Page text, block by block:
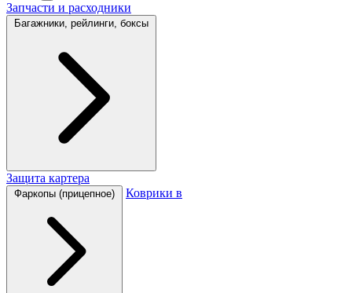
Запчасти и расходники
Багажники, рейлинги, боксы
Защита картера
Фаркопы (прицепное) Коврики в